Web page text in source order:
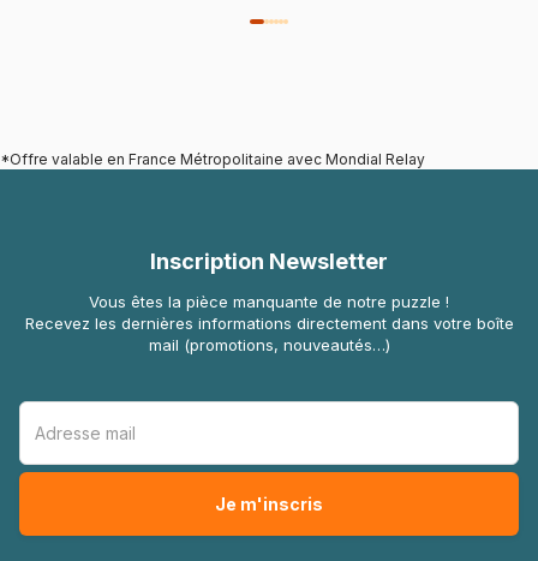
*Offre valable en France Métropolitaine avec Mondial Relay
Inscription Newsletter
Vous êtes la pièce manquante de notre puzzle !
Recevez les dernières informations directement dans votre boîte
mail (promotions, nouveautés…)